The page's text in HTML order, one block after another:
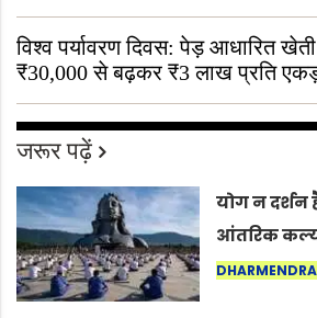
विश्व पर्यावरण दिवस: पेड़ आधारित
₹30,000 से बढ़कर ₹3 लाख प्रति
जरूर पढ़ें
योग न दर्शन
आंतरिक
अंतरराष्ट्रीय